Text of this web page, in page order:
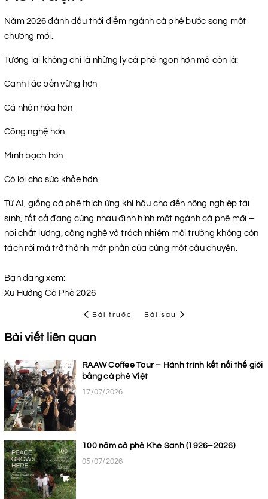
Năm 2026 đánh dấu thời điểm ngành cà phê bước sang một
chương mới.
Tương lai không chỉ là những ly cà phê ngon hơn mà còn là:
Canh tác bền vững hơn
Cá nhân hóa hơn
Công nghệ hơn
Minh bạch hơn
Có lợi cho sức khỏe hơn
Từ AI, giống cà phê thích ứng khí hậu cho đến nông nghiệp tái
sinh, tất cả đang cùng nhau định hình một ngành cà phê mới –
nơi chất lượng, công nghệ và trách nhiệm môi trường không còn
tách rời mà trở thành một phần của cùng một câu chuyện.
Bạn đang xem:
Xu Hướng Cà Phê 2026
Bài trước Bài sau
Bài viết liên quan
RAAW Coffee Tour – Hành trình kết nối thế giới
bằng cà phê Việt
17/07/2026
100 năm cà phê Khe Sanh (1926–2026)
05/07/2026